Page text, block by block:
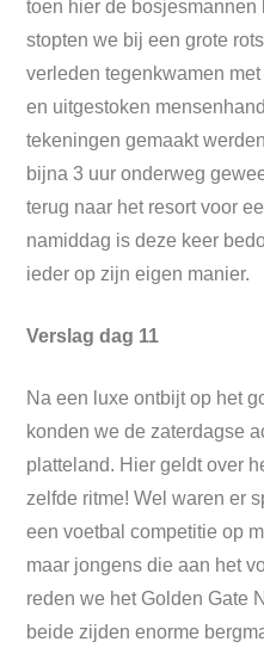
toen hier de
stopten we bij een grote
verleden tegenkwamen
en uitgestoken
tekeningen gemaakt
bijna 3 uur onderweg
terug naar het resort voor
namiddag is deze keer
ieder op zijn eigen manier.
Verslag dag 11
Na een luxe ontbijt op het
konden we de zaterdagse
platteland. Hier geldt over
zelfde ritme! Wel waren er
een voetbal competitie op
maar jongens die aan het
reden we het Golden Gate
beide zijden enorme